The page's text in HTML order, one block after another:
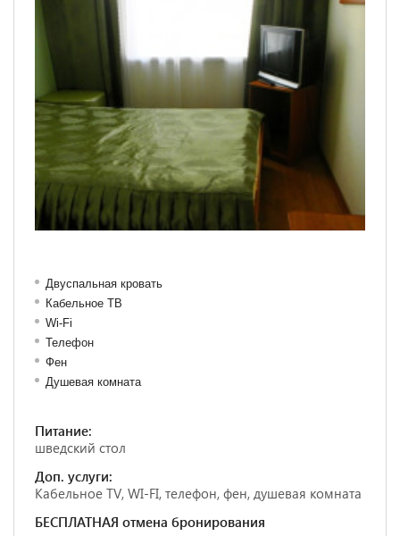
Двуспальная кровать
Кабельное ТВ
Wi-Fi
Телефон
Фен
Душевая комната
Питание:
шведский стол
Доп. услуги:
Кабельное TV, WI-FI, телефон, фен, душевая комната
БЕСПЛАТНАЯ отмена бронирования